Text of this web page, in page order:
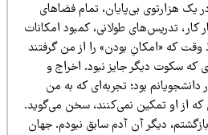
بی‌پایان، تمام فضاهای
طولانی، کمبود امکانات
«امکانِ بودن» را از من گرفتند
لحظه‌ای که سکوت دیگر جایز نبود. اخراج و
بود؛ تجربه‌ای که به من
او تمکین نمی‌کنند، سخن می‌گوید.
دیگر آن آدم سابق نبودم. جهان